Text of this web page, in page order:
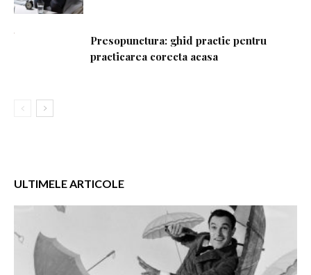
Presopunctura: ghid practic pentru
practicarea corecta acasa
ULTIMELE ARTICOLE